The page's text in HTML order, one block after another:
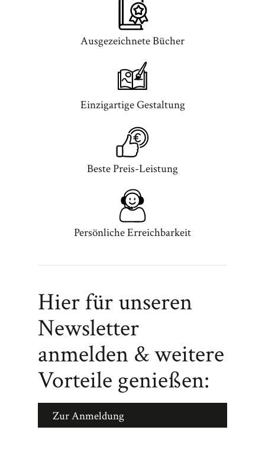
Ausgezeichnete Bücher
Einzigartige Gestaltung
Beste Preis-Leistung
Persönliche Erreichbarkeit
Hier für unseren
Newsletter
anmelden & weitere
Vorteile genießen:
Zur Anmeldung